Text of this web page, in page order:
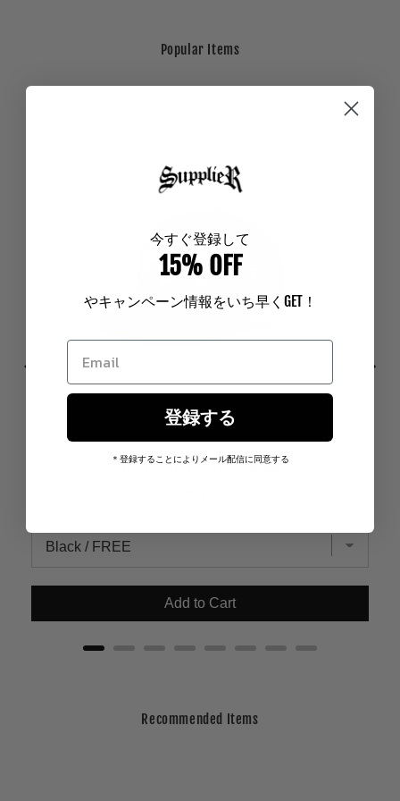
Popular Items
Cross Leather Patch Mesh Cap
Add to Cart
Recommended Items
今すぐ登録して
15% OFF
やキャンペーン情報をいち早く GET！
登録する
＊登録することによりメール配信に同意する